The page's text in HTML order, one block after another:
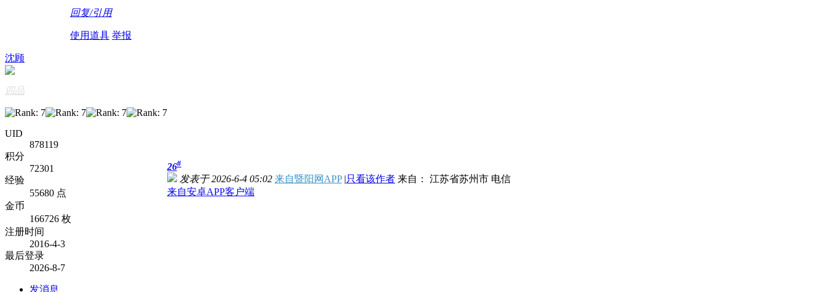
回复/引用
使用道具 举报
沈顾
四品
UID
878119
积分
72301
经验
55680 点
金币
166726 枚
注册时间
2016-4-3
最后登录
2026-8-7
发消息
26#
发表于 2026-6-4 05:02 来自暨阳网APP |只看该作者 来自： 江苏省苏州市 电信
来自安卓APP客户端